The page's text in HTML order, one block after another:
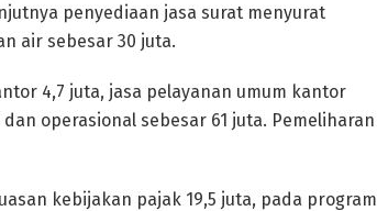
penyediaan jasa surat menyurat
air sebesar 30 juta.
4,7 juta, jasa pelayanan umum kantor
operasional sebesar 61 juta. Pemeliharan
kebijakan pajak 19,5 juta, pada program